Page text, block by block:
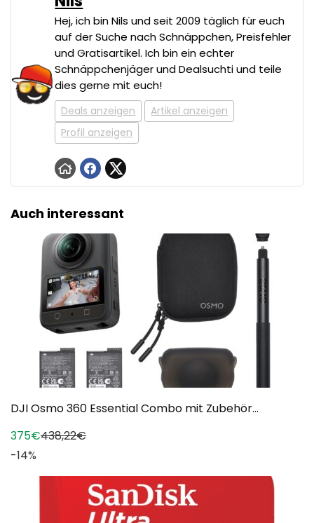
Hej, ich bin Nils und seit 2009 täglich für euch
auf der Suche nach Schnäppchen, Preisfehler
und Gratisartikel. Ich bin ein echter
Schnäppchenjäger und Dealsuchti und teile
dies gerne mit euch!
Deals anzeigen
Artikel anzeigen
Profil anzeigen
Auch interessant
DJI Osmo 360 Essential Combo mit Zubehör...
375€438,22€
-14%